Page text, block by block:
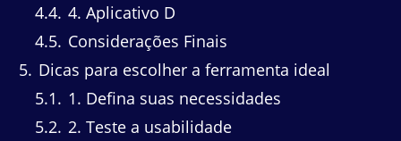
4.4 4. Aplicativo D
4.5 Considerações Finais
5 Dicas para escolher a ferramenta ideal
5.1
1. Defina suas necessidades
5.2 2. Teste a usabilidade